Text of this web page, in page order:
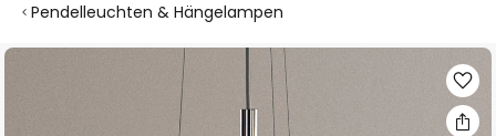
Pendelleuchten & Hängelampen
Zum